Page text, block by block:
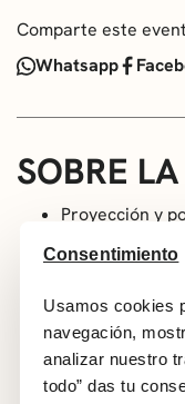
Consentimiento
Usamos cookies
navegación,
analizar nuestro
todo” das tu
Comparte este
Whatsapp
SOBRE
Proyección y
Versión
Genero:
Madurez.
Año: 2011
País: Iran